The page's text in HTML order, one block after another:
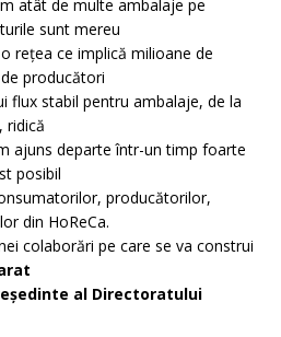
atât de multe ambalaje pe
sunt mereu
rețea ce implică milioane de
producători
flux stabil pentru ambalaje, de la
ridică
ajuns departe într-un timp foarte
posibil
producătorilor,
din HoReCa.
colaborări pe care se va construi
al Directoratului